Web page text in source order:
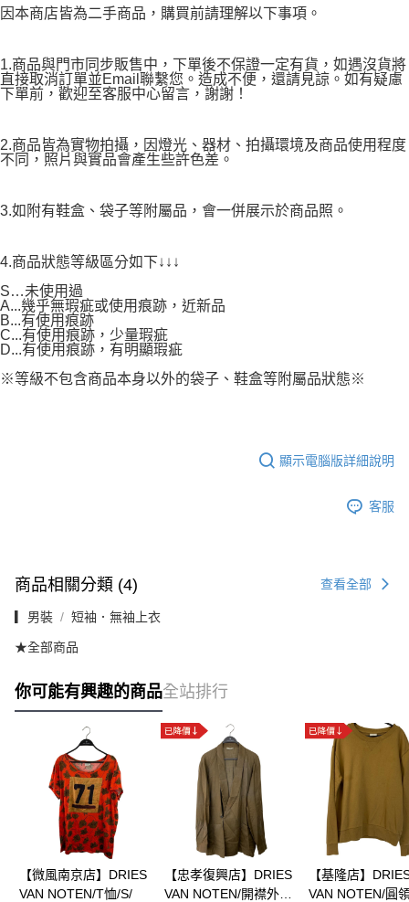
請求用戶進行身份認證。
因本商店皆為二手商品，購買前請理解以下事項。
1.商品與門市同步販售中，下單後不保證一定有貨，如遇沒貨將
直接取消訂單並Email聯繫您。造成不便，還請見諒。如有疑慮
下單前，歡迎至客服中心留言，謝謝！
2.商品皆為實物拍攝，因燈光、器材、拍攝環境及商品使用程度
不同，照片與實品會產生些許色差。
3.如附有鞋盒、袋子等附屬品，會一併展示於商品照。
4.商品狀態等級區分如下↓↓↓
S…未使用過
A...幾乎無瑕疵或使用痕跡，近新品
B...有使用痕跡
C...有使用痕跡，少量瑕疵
D...有使用痕跡，有明顯瑕疵
※等級不包含商品本身以外的袋子、鞋盒等附屬品狀態※
顯示電腦版詳細說明
客服
商品相關分類 (4) 查看全部
▎男裝 短袖．無袖上衣
★全部商品
你可能有興趣的商品全站排行
【微風南京店】DRIES
VAN NOTEN/T恤/S/
【忠孝復興店】DRIES
VAN NOTEN/開襟外
【基隆店】
VAN NOTEN/圓